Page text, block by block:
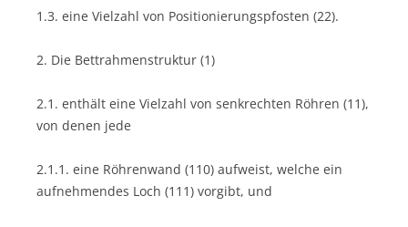
1.3. eine Vielzahl von Positionierungspfosten (22).
2. Die Bettrahmenstruktur (1)
2.1. enthält eine Vielzahl von senkrechten Röhren (11),
von denen jede
2.1.1. eine Röhrenwand (110) aufweist, welche ein
aufnehmendes Loch (111) vorgibt, und